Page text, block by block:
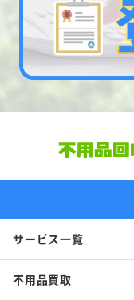
サービス一覧
不用品買取